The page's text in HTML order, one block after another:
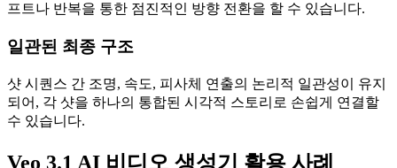
프트나 반복을 통한 점진적인 방향 전환을 할 수 있습니다.
일관된 최종 구조
샷 시퀀스 간 조명, 속도, 피사체 연출의 논리적 일관성이 유지
되어, 각 샷을 하나의 통합된 시각적 스토리로 손쉽게 연결할
수 있습니다.
Veo 3.1 AI 비디오 생성기 활용 사례